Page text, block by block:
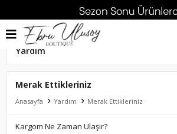
Yardım
Merak Ettikleriniz
Merak Ettikleriniz
Anasayfa Yardım Merak Ettikleriniz
Kargom Ne Zaman Ulaşır?